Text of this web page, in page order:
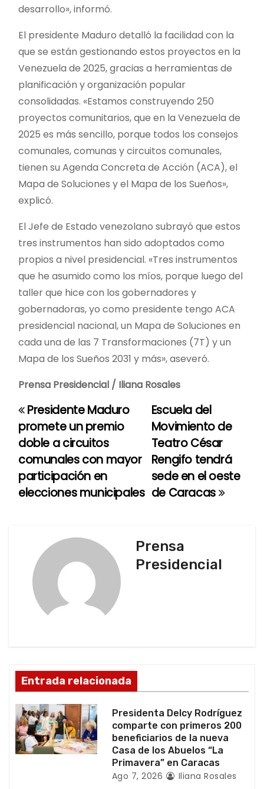
desarrollo», informó.
El presidente Maduro detalló la facilidad con la
que se están gestionando estos proyectos en la
Venezuela de 2025, gracias a herramientas de
planificación y organización popular
consolidadas. «Estamos construyendo 250
proyectos comunitarios, que en la Venezuela de
2025 es más sencillo, porque todos los consejos
comunales, comunas y circuitos comunales,
tienen su Agenda Concreta de Acción (ACA), el
Mapa de Soluciones y el Mapa de los Sueños»,
explicó.
El Jefe de Estado venezolano subrayó que estos
tres instrumentos han sido adoptados como
propios a nivel presidencial. «Tres instrumentos
que he asumido como los míos, porque luego del
taller que hice con los gobernadores y
gobernadoras, yo como presidente tengo ACA
presidencial nacional, un Mapa de Soluciones en
cada una de las 7 Transformaciones (7T) y un
Mapa de los Sueños 2031 y más», aseveró.
Prensa Presidencial / Iliana Rosales
N
a
v
e
e
e
n
t
Escuela del
Movimiento de
Teatro César
Rengifo tendrá
sede en el oeste
de Caracas
Presidente Maduro
promete un premio
doble a circuitos
comunales con mayor
participación en
elecciones municipales
Prensa
Presidencial
Entrada relacionada
Presidenta Delcy Rodríguez
comparte con primeros 200
beneficiarios de la nueva
Casa de los Abuelos “La
Primavera” en Caracas
Ago 7, 2026 Iliana Rosales